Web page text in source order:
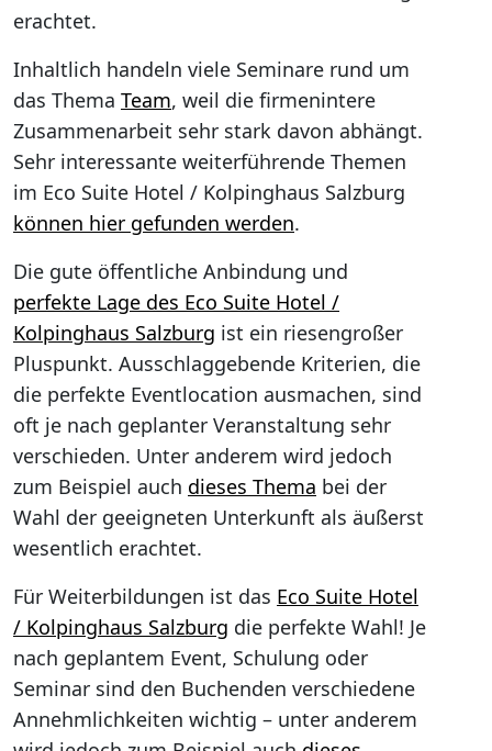
erachtet.
Inhaltlich handeln viele Seminare rund um
das Thema Team, weil die firmenintere
Zusammenarbeit sehr stark davon abhängt.
Sehr interessante weiterführende Themen
im Eco Suite Hotel / Kolpinghaus Salzburg
können hier gefunden werden.
Die gute öffentliche Anbindung und
perfekte Lage des Eco Suite Hotel /
Kolpinghaus Salzburg ist ein riesengroßer
Pluspunkt. Ausschlaggebende Kriterien, die
die perfekte Eventlocation ausmachen, sind
oft je nach geplanter Veranstaltung sehr
verschieden. Unter anderem wird jedoch
zum Beispiel auch dieses Thema bei der
Wahl der geeigneten Unterkunft als äußerst
wesentlich erachtet.
Für Weiterbildungen ist das Eco Suite Hotel
/ Kolpinghaus Salzburg die perfekte Wahl! Je
nach geplantem Event, Schulung oder
Seminar sind den Buchenden verschiedene
Annehmlichkeiten wichtig – unter anderem